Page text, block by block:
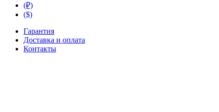
(₽)
($)
Гарантия
Доставка и оплата
Контакты